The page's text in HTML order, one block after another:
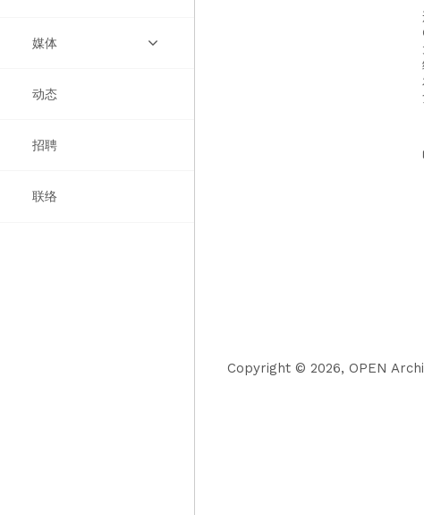
团队
宣言
获奖
项目
构想
媒体
视频
图书
报道
动态
招聘
联络
Copyright © 2026, OPEN